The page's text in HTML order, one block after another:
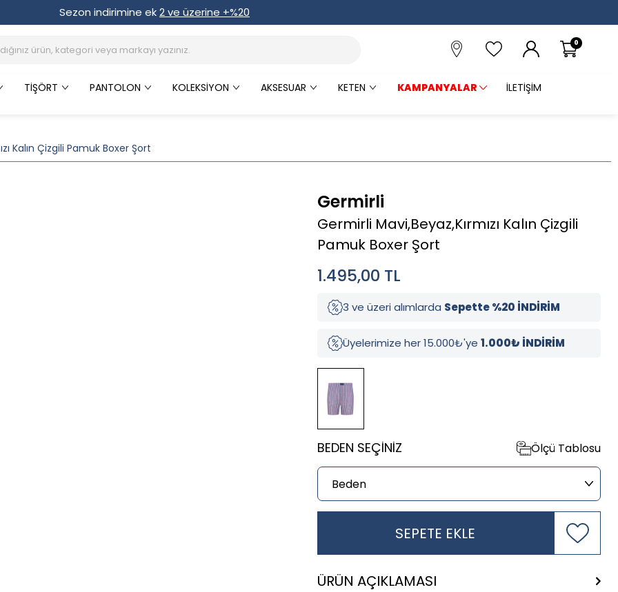
Sezon indirimine ek2 ve üzerine +%20
0
TIŞÖRT PANTOLON KOLEKSIYON AKSESUAR KETEN İLETIŞIM
KAMPANYALAR
Kalın Çizgili Pamuk Boxer Şort
Germirli
Germirli Mavi,Beyaz,Kırmızı Kalın Çizgili
Pamuk Boxer Şort
1.495,00 TL
3 ve üzeri alımlarda Sepette %20 İNDİRİM
Üyelerimize her 15.000₺'ye 1.000₺ İNDİRİM
BEDEN SEÇINIZ Ölçü Tablosu
SEPETE EKLE
ÜRÜN AÇIKLAMASI